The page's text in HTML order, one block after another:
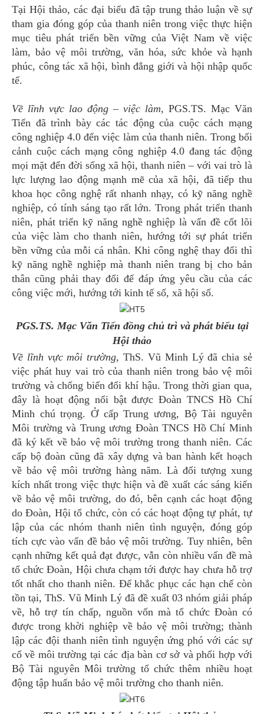
Tại Hội thảo, các đại biểu đã tập trung thảo luận về sự
tham gia đóng góp của thanh niên trong việc thực hiện
mục tiêu phát triển bền vững của Việt Nam về việc
làm, bảo vệ môi trường, văn hóa, sức khỏe và hạnh
phúc, công tác xã hội, bình đẳng giới và hội nhập quốc
tế.
Về lĩnh vực lao động – việc làm, PGS.TS. Mạc Văn
Tiến đã trình bày các tác động của cuộc cách mạng
công nghiệp 4.0 đến việc làm của thanh niên. Trong bối
cảnh cuộc cách mạng công nghiệp 4.0 đang tác động
mọi mặt đến đời sống xã hội, thanh niên – với vai trò là
lực lượng lao động mạnh mẽ của xã hội, đã tiếp thu
khoa học công nghệ rất nhanh nhạy, có kỹ năng nghề
nghiệp, có tính sáng tạo rất lớn. Trong phát triển thanh
niên, phát triển kỹ năng nghề nghiệp là vấn đề cốt lõi
của việc làm cho thanh niên, hướng tới sự phát triển
bền vững của mỗi cá nhân. Khi công nghệ thay đổi thì
kỹ năng nghề nghiệp mà thanh niên trang bị cho bản
thân cũng phải thay đổi để đáp ứng yêu cầu của các
công việc mới, hướng tới kinh tế số, xã hội số.
PGS.TS. Mạc Văn Tiến đồng chủ trì và phát biểu tại
Hội thảo
Về lĩnh vực môi trường, ThS. Vũ Minh Lý đã chia sẻ
việc phát huy vai trò của thanh niên trong bảo vệ môi
trường và chống biến đổi khí hậu. Trong thời gian qua,
đây là hoạt động nổi bật được Đoàn TNCS Hồ Chí
Minh chú trọng. Ở cấp Trung ương, Bộ Tài nguyên
Môi trường và Trung ương Đoàn TNCS Hồ Chí Minh
đã ký kết về bảo vệ môi trường trong thanh niên. Các
cấp bộ đoàn cũng đã xây dựng và ban hành kết hoạch
về bảo vệ môi trường hàng năm. Là đối tượng xung
kích nhất trong việc thực hiện và đề xuất các sáng kiến
về bảo vệ môi trường, do đó, bên cạnh các hoạt động
do Đoàn, Hội tổ chức, còn có các hoạt động tự phát, tự
lập của các nhóm thanh niên tình nguyện, đóng góp
tích cực vào vấn đề bảo vệ môi trường. Tuy nhiên, bên
cạnh những kết quả đạt được, vẫn còn nhiều vấn đề mà
tổ chức Đoàn, Hội chưa chạm tới được hay chưa hỗ trợ
tốt nhất cho thanh niên. Để khắc phục các hạn chế còn
tồn tại, ThS. Vũ Minh Lý đã đề xuất 03 nhóm giải pháp
về, hỗ trợ tín chấp, nguồn vốn mà tổ chức Đoàn có
được trong khời nghiệp về bảo vệ môi trường; thành
lập các đội thanh niên tình nguyện ứng phó với các sự
cố về môi trường tại các địa bàn cơ sở và phối hợp với
Bộ Tài nguyên Môi trường tổ chức thêm nhiều hoạt
động tập huấn bảo vệ môi trường cho thanh niên.